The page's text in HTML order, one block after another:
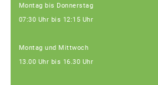
Montag bis Donnerstag
07:30 Uhr bis 12:15 Uhr
Montag und Mittwoch
13.00 Uhr bis 16.30 Uhr